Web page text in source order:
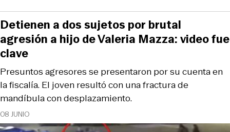
08 JUNIO
Presuntos agresores se presentaron por su cuenta en
la fiscalía. El joven resultó con una fractura de
mandíbula con desplazamiento.
Detienen a dos sujetos por brutal
agresión a hijo de Valeria Mazza: video fue
clave